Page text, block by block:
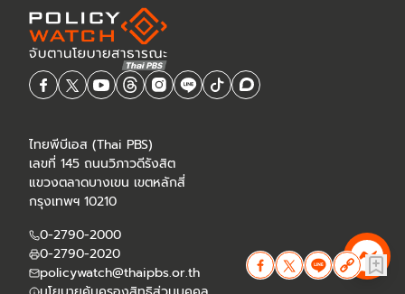
ไทยพีบีเอส (Thai PBS)
เลขที่ 145 ถนนวิภาวดีรังสิต
แขวงตลาดบางเขน เขตหลักสี่
กรุงเทพฯ 10210
0-2790-2000
0-2790-2020
policywatch@thaipbs.or.th